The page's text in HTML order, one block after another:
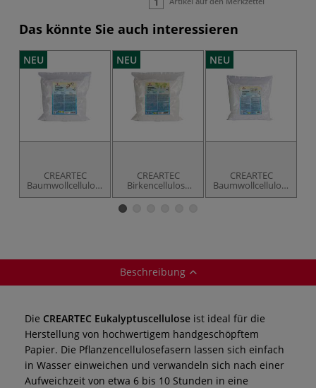
Das könnte Sie auch interessieren
NEU
CREARTEC
Baumwollcellulose
superfein, 500 g
NEU
CREARTEC
Birkencellulose
mittellang, 500 g
NEU
CREARTEC
Baumwollcellulose
kurz, 750 g
Beschreibung
Die CREARTEC Eukalyptuscellulose ist ideal für die
Herstellung von hochwertigem handgeschöpftem
Papier. Die Pflanzencellulosefasern lassen sich einfach
in Wasser einweichen und verwandeln sich nach einer
Aufweichzeit von etwa 6 bis 10 Stunden in eine